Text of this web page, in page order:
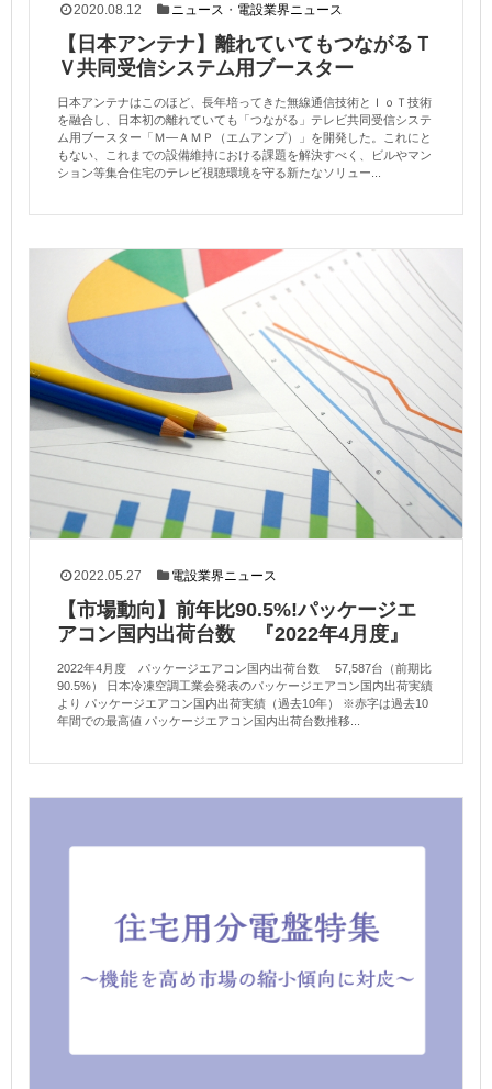
2020.08.12 ニュース ・ 電設業界ニュース
【日本アンテナ】離れていてもつながるＴ
Ｖ共同受信システム用ブースター
日本アンテナはこのほど、長年培ってきた無線通信技術とＩｏＴ技術
を融合し、日本初の離れていても「つながる」テレビ共同受信システ
ム用ブースター「Ｍ―ＡＭＰ（エムアンプ）」を開発した。これにと
もない、これまでの設備維持における課題を解決すべく、ビルやマン
ション等集合住宅のテレビ視聴環境を守る新たなソリュー...
2022.05.27 電設業界ニュース
【市場動向】前年比90.5%!パッケージエ
アコン国内出荷台数 『2022年4月度』
2022年4月度 パッケージエアコン国内出荷台数 57,587台（前期比
90.5%） 日本冷凍空調工業会発表のパッケージエアコン国内出荷実績
より パッケージエアコン国内出荷実績（過去10年） ※赤字は過去10
年間での最高値 パッケージエアコン国内出荷台数推移...